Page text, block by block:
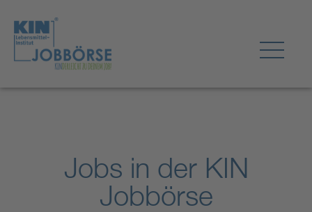
Jobs in der KIN
Jobbörse